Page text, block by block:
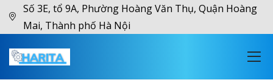
Số 3E, tổ 9A, Phường Hoàng Văn Thụ, Quận Hoàng
Mai, Thành phố Hà Nội